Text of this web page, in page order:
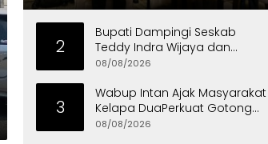
Unggul
2
Bupati Dampingi Seskab
Teddy Indra Wijaya dan
Mensos Tinjau Sekolah Rakyat
08/08/2026
3
Wabup Intan Ajak Masyarakat
Kelapa DuaPerkuat Gotong
Royong dan Persatuan
08/08/2026